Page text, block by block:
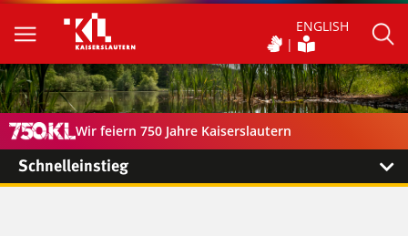
ENGLISH
Wir feiern 750 Jahre Kaiserslautern
Schnelleinstieg